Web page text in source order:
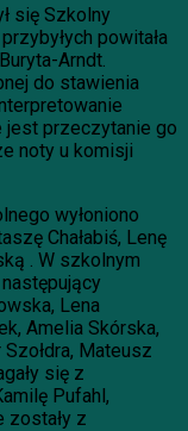
się Szkolny
powitała
Arndt.
do stawienia
jest przeczytanie go
noty u komisji
wyłoniono
Chałabiś, Lenę
. W szkolnym
Lena
Amelia Skórska,
Mateusz
się z
Pufahl,
zostały z